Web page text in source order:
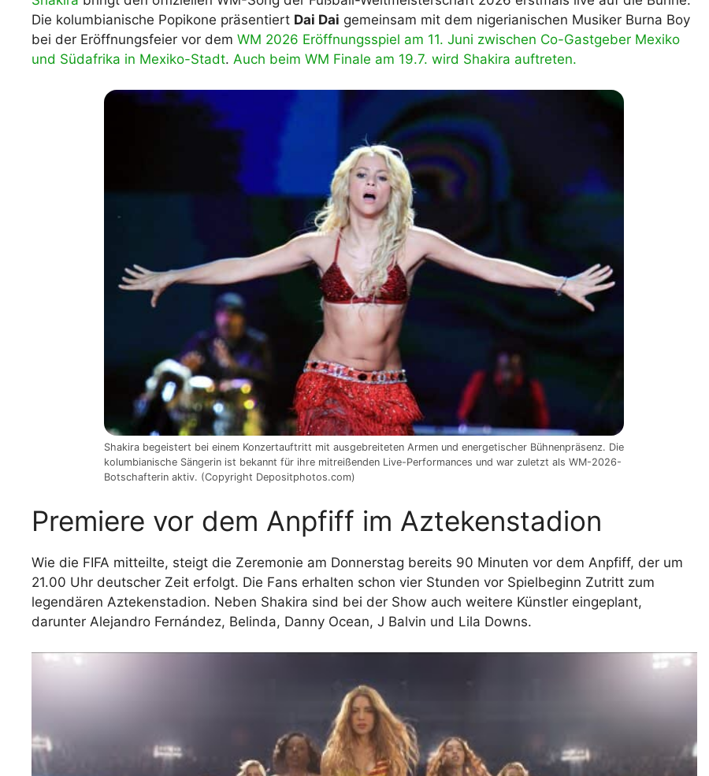
WM 2026 Spielplan Excel – kostenlos
downloaden & automatisch ausfüllen
Die kolumbianische Popikone präsentiert Dai Dai gemeinsam mit dem nigerianischen Musiker Burna Boy
bei der Eröffnungsfeier vor dem WM 2026 Eröffnungsspiel am 11. Juni zwischen Co-Gastgeber Mexiko
und Südafrika in Mexiko-Stadt. Auch beim WM Finale am 19.7. wird Shakira auftreten.
Shakira begeistert bei einem Konzertauftritt mit ausgebreiteten Armen und energetischer Bühnenpräsenz. Die
kolumbianische Sängerin ist bekannt für ihre mitreißenden Live-Performances und war zuletzt als WM-2026-
Botschafterin aktiv. (Copyright Depositphotos.com)
Premiere vor dem Anpfiff im Aztekenstadion
Wie die FIFA mitteilte, steigt die Zeremonie am Donnerstag bereits 90 Minuten vor dem Anpfiff, der um
21.00 Uhr deutscher Zeit erfolgt. Die Fans erhalten schon vier Stunden vor Spielbeginn Zutritt zum
legendären Aztekenstadion. Neben Shakira sind bei der Show auch weitere Künstler eingeplant,
darunter Alejandro Fernández, Belinda, Danny Ocean, J Balvin und Lila Downs.